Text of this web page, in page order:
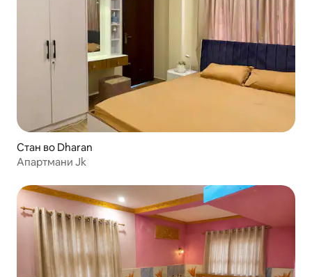
Стан во Dharan
Апартмани Jk